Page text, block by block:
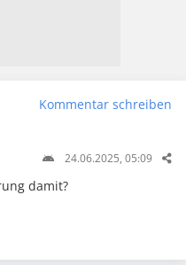
Kommentar schreiben
24.06.2025, 05:09
damit?